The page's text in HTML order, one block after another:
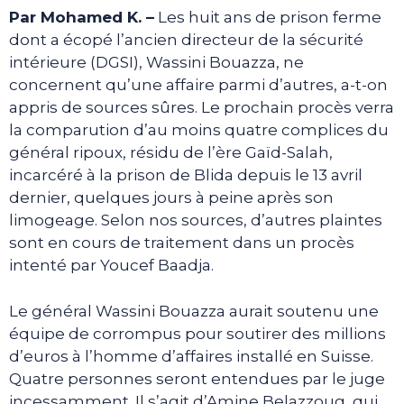
Par Mohamed K. – Les huit ans de prison ferme
dont a écopé l’ancien directeur de la sécurité
intérieure (DGSI), Wassini Bouazza, ne
concernent qu’une affaire parmi d’autres, a-t-on
appris de sources sûres. Le prochain procès verra
la comparution d’au moins quatre complices du
général ripoux, résidu de l’ère Gaïd-Salah,
incarcéré à la prison de Blida depuis le 13 avril
dernier, quelques jours à peine après son
limogeage. Selon nos sources, d’autres plaintes
sont en cours de traitement dans un procès
intenté par Youcef Baadja.
Le général Wassini Bouazza aurait soutenu une
équipe de corrompus pour soutirer des millions
d’euros à l’homme d’affaires installé en Suisse.
Quatre personnes seront entendues par le juge